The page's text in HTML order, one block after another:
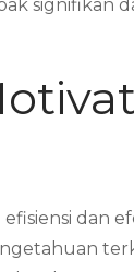
signifikan
dan